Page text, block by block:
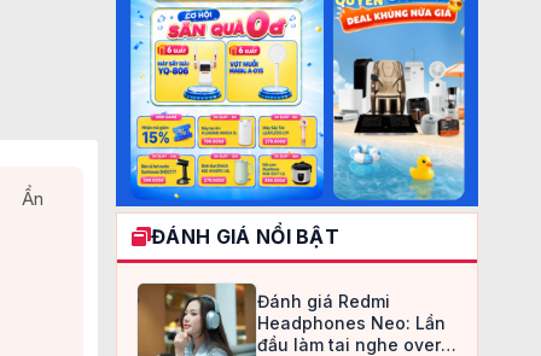
Ẩn
ĐÁNH GIÁ NỔI BẬT
Đánh giá Redmi
Headphones Neo: Lần
đầu làm tai nghe over-